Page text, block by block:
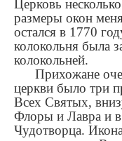
Церковь
размеры окон
остался в 1770
колокольня была
колокольней.
Прихожане
церкви было три
Всех Святых,
Флоры и Лавра и в
Чудотворца.